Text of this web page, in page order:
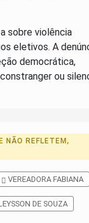
sobre violência
eletivos. A
democrática,
ou
NÃO REFLETEM,
VEREADORA FABIANA
DE SOUZA